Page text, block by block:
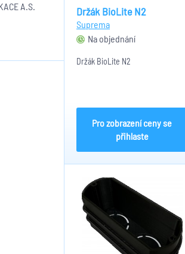
A.S.
Držák BioLite N2
Suprema
Na objednání
Držák BioLite N2
Pro zobrazení ceny se
přihlaste